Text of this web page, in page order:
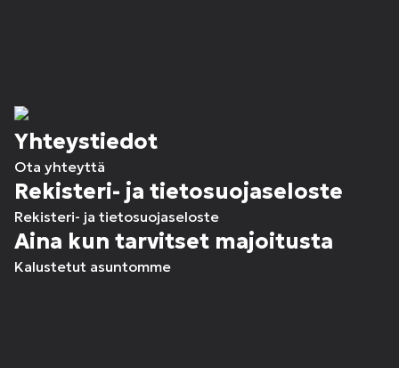
Yhteystiedot
Ota yhteyttä
Rekisteri- ja tietosuojaseloste
Rekisteri- ja tietosuojaseloste
Aina kun tarvitset majoitusta
Kalustetut asuntomme